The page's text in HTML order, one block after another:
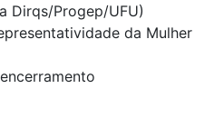
Dirqs/Progep/UFU)
da Mulher